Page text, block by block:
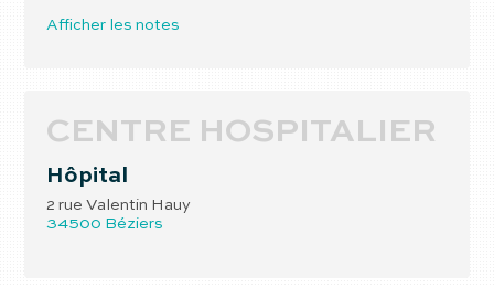
Afficher les notes
CENTRE HOSPITALIER
Hôpital
2 rue Valentin Hauy
34500 Béziers